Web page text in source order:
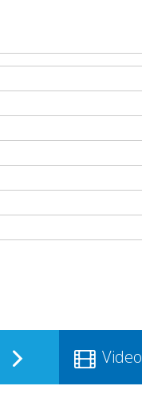
Video